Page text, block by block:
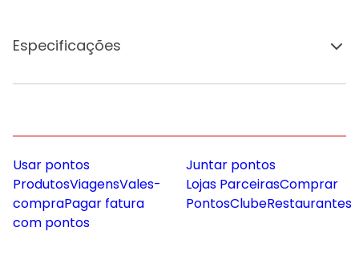
Especificações
Usar pontos
ProdutosViagensVales-
compraPagar fatura
com pontos
Juntar pontos
Lojas ParceirasComprar
PontosClubeRestaurantes